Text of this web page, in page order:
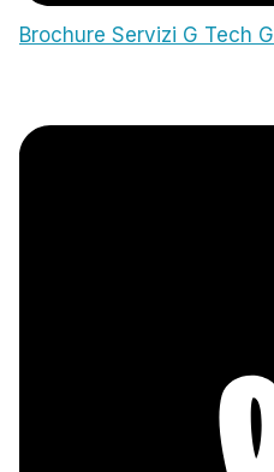
Brochure Servizi G Tech